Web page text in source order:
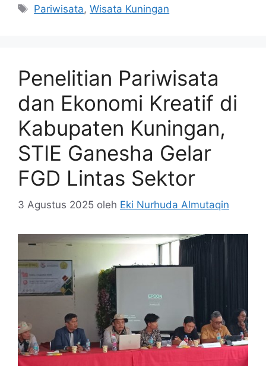
Tag
Pariwisata,Wisata Kuningan
Penelitian Pariwisata
dan Ekonomi Kreatif di
Kabupaten Kuningan,
STIE Ganesha Gelar
FGD Lintas Sektor
3 Agustus 2025 oleh Eki Nurhuda Almutaqin